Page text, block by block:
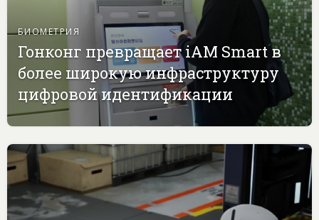
БИОМЕТРИЯ
Гонконг превращает iAM Smart в
более широкую инфраструктуру
цифровой идентификации